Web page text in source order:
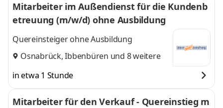
Mitarbeiter im Außendienst für die Kundenb
etreuung (m/w/d) ohne Ausbildung
Quereinsteiger ohne Ausbildung
Osnabrück,Ibbenbüren und 8 weitere
in etwa 1 Stunde
Mitarbeiter für den Verkauf - Quereinstieg m